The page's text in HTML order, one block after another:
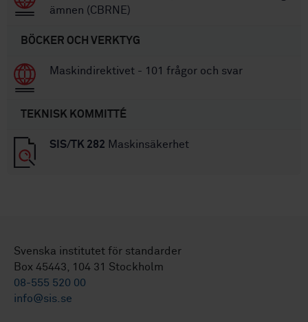
ämnen (CBRNE)
BÖCKER OCH VERKTYG
Maskindirektivet - 101 frågor och svar
TEKNISK KOMMITTÉ
SIS/TK 282 Maskinsäkerhet
Svenska institutet för standarder
Box 45443, 104 31 Stockholm
08-555 520 00
info@sis.se